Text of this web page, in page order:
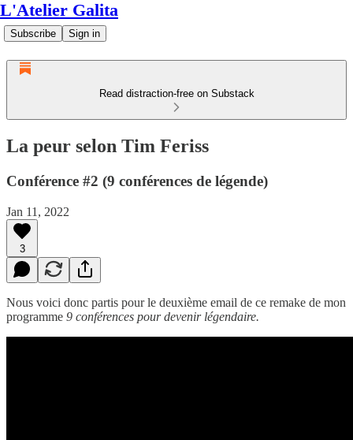
L'Atelier Galita
Subscribe Sign in
Read distraction-free on Substack
La peur selon Tim Feriss
Conférence #2 (9 conférences de légende)
Jan 11, 2022
3
Nous voici donc partis pour le deuxième email de ce remake de mon
programme 9 conférences pour devenir légendaire.